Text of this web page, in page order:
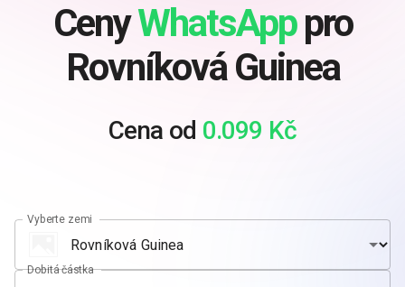
CenyWhatsApppro
Rovníková Guinea
Cena od 0.099 Kč
Vyberte zemi
Dobitá částka